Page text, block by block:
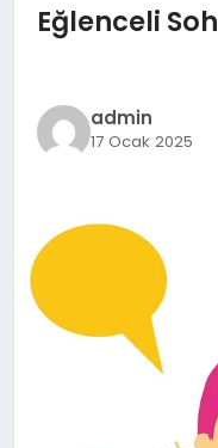
EKONOMI
GÜNCEL
MAGAZIN
SAĞLIK
SIYASET
Eğlenceli
admin
17 Ocak 2025